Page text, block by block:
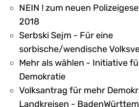
NEIN ! zum neuen
2018
Serbski Sejm - Für eine
sorbische/wendische
Mehr als wählen - Initiative
Demokratie
Volksantrag für mehr
Landkreisen -